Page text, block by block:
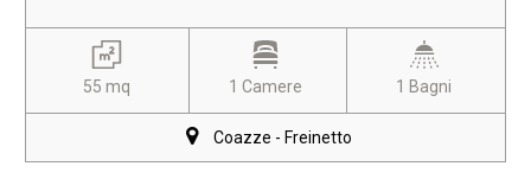
55 mq 1 Camere 1 Bagni
Coazze - Freinetto